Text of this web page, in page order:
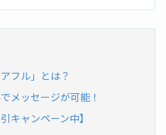
フル」とは？
メッセージが可能！
キャンペーン中】